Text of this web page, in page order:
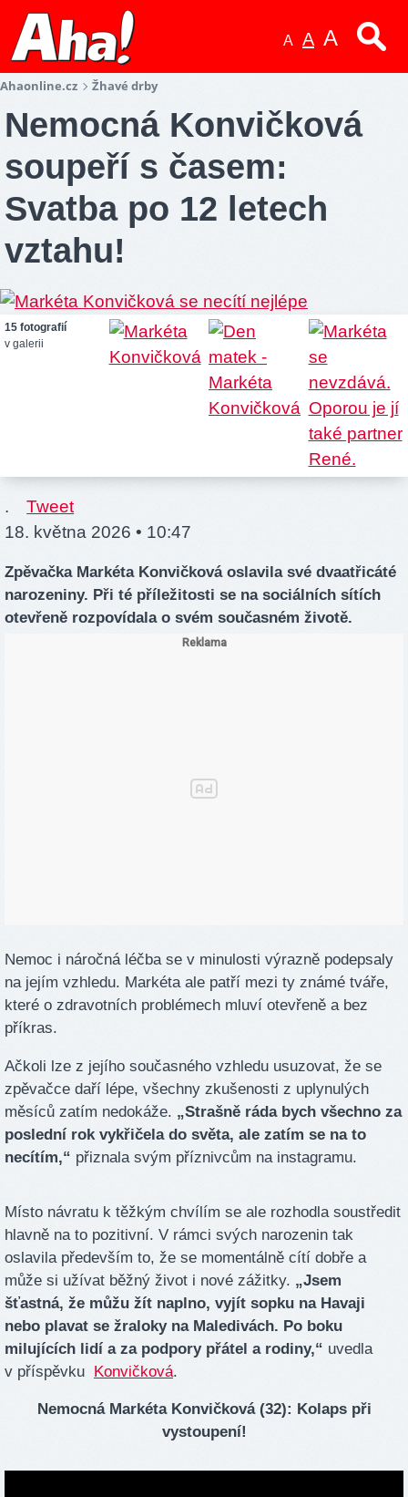
A A A
Ahaonline.cz Žhavé drby
Nemocná Konvičková
soupeří s časem:
Svatba po 12 letech
vztahu!
15 fotografií
v galerii
.
Tweet
18. května 2026 • 10:47
Zpěvačka Markéta Konvičková oslavila své dvaatřicáté
narozeniny. Při té příležitosti se na sociálních sítích
otevřeně rozpovídala o svém současném životě.
Nemoc i náročná léčba se v minulosti výrazně podepsaly
na jejím vzhledu. Markéta ale patří mezi ty známé tváře,
které o zdravotních problémech mluví otevřeně a bez
příkras.
Ačkoli lze z jejího současného vzhledu usuzovat, že se
zpěvačce daří lépe, všechny zkušenosti z uplynulých
měsíců zatím nedokáže. „Strašně ráda bych všechno za
poslední rok vykřičela do světa, ale zatím se na to
necítím,“ přiznala svým příznivcům na instagramu.
Místo návratu k těžkým chvílím se ale rozhodla soustředit
hlavně na to pozitivní. V rámci svých narozenin tak
oslavila především to, že se momentálně cítí dobře a
může si užívat běžný život i nové zážitky. „Jsem
šťastná, že můžu žít naplno, vyjít sopku na Havaji
nebo plavat se žraloky na Maledivách. Po boku
milujících lidí a za podpory přátel a rodiny,“ uvedla
v příspěvku Konvičková.
Nemocná Markéta Konvičková (32): Kolaps při
vystoupení!